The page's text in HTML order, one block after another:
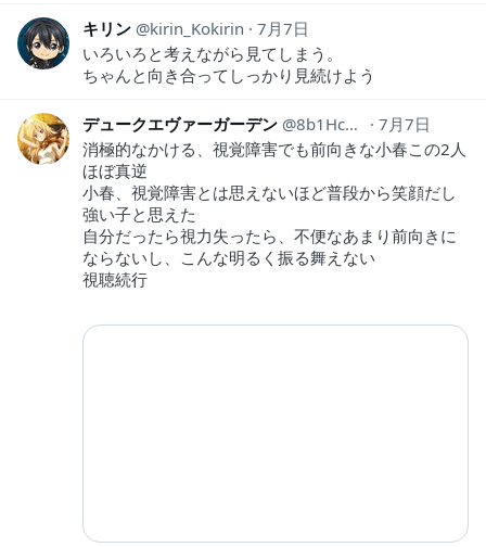
キリン kirin_Kokirin
7月7日
いろいろと考えながら見てしまう。
ちゃんと向き合ってしっかり見続けよう
デュークエヴァーガーデン 8b1Hc8yf23Wu2v0
7月7日
消極的なかける、視覚障害でも前向きな小春この2人
ほぼ真逆
小春、視覚障害とは思えないほど普段から笑顔だし
強い子と思えた
自分だったら視力失ったら、不便なあまり前向きに
ならないし、こんな明るく振る舞えない
視聴続行